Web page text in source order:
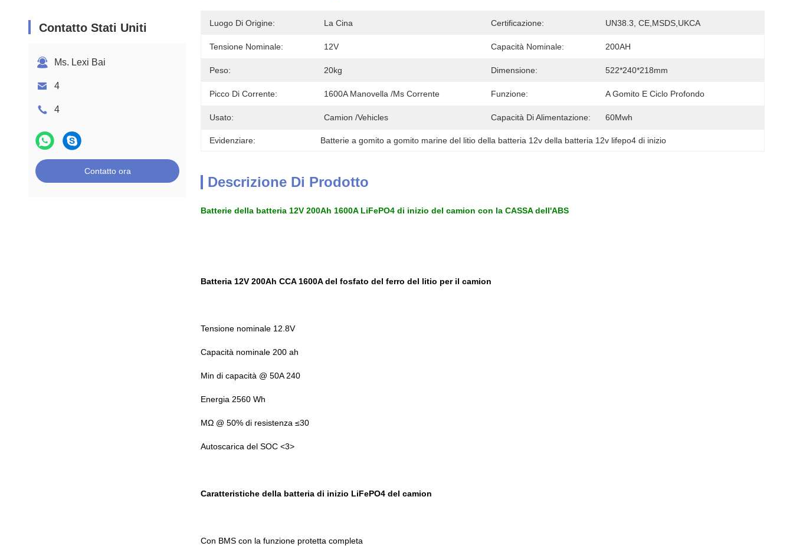
Contatto Stati Uniti
Ms. Lexi Bai
4
4
Contatto ora
Luogo Di Origine: La Cina Certificazione: UN38.3, CE,MSDS,UKCA
Tensione Nominale: 12V Capacità Nominale: 200AH
Peso: 20kg Dimensione: 522*240*218mm
Picco Di Corrente: 1600A Manovella /ms Corrente Funzione: A Gomito E Ciclo Profondo
Usato: Camion /vehicles Capacità Di Alimentazione: 60Mwh
Evidenziare: Batterie a gomito a gomito marine del litio della batteria 12v della batteria 12v lifepo4 di inizio
Descrizione Di Prodotto
Batterie della batteria 12V 200Ah 1600A LiFePO4 di inizio del camion con la CASSA dell'ABS
Batteria 12V 200Ah CCA 1600A del fosfato del ferro del litio per il camion
Tensione nominale 12.8V
Capacità nominale 200 ah
Min di capacità @ 50A 240
Energia 2560 Wh
MΩ @ 50% di resistenza ≤30
Autoscarica del SOC <3>
Caratteristiche della batteria di inizio LiFePO4 del camion
Con BMS con la funzione protetta completa